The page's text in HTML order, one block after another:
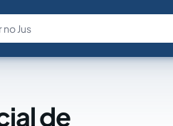
Fale com a IA Buscar no
de